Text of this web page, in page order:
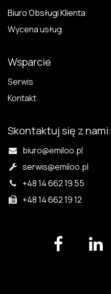
Biuro Obsługi Klienta
Wycena usług
Wsparcie
Serwis
Kontakt
Skontaktuj się z nami:
biuro@emiloo.pl
serwis@emiloo.pl
+48 14 662 19 55
+48 14 662 19 12